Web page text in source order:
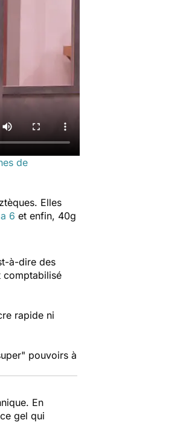
de
Elles
6 et enfin, 40g
à-dire des
comptabilisé
rapide ni
pouvoirs à
En
gel qui